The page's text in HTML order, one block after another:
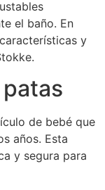
el baño. En
y
de bebé que
años. Esta
y segura para